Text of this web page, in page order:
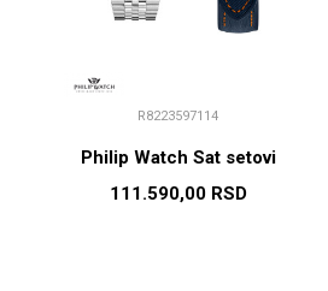
R8223597114
Philip Watch Sat setovi
111.590,00 RSD